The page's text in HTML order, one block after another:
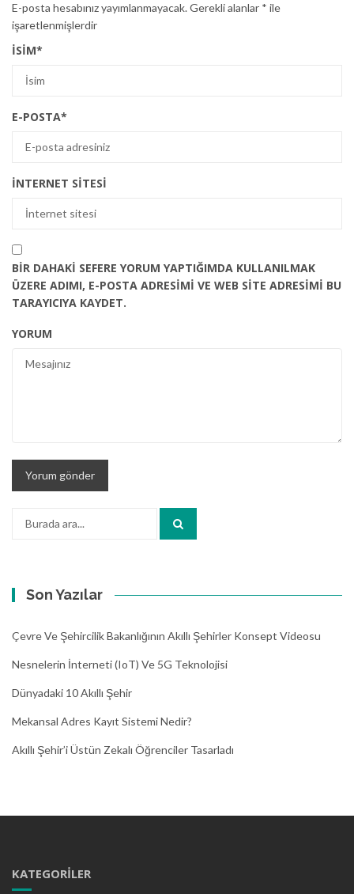
E-posta hesabınız yayımlanmayacak.Gerekli alanlar * ile
işaretlenmişlerdir
İSIM*
E-POSTA*
İNTERNET SITESI
BIR DAHAKI SEFERE YORUM YAPTIĞIMDA KULLANILMAK
ÜZERE ADIMI, E-POSTA ADRESIMI VE WEB SITE ADRESIMI BU
TARAYICIYA KAYDET.
YORUM
Son Yazılar
Çevre Ve Şehircilik Bakanlığının Akıllı Şehirler Konsept Videosu
Nesnelerin İnterneti (IoT) Ve 5G Teknolojisi
Dünyadaki 10 Akıllı Şehir
Mekansal Adres Kayıt Sistemi Nedir?
Akıllı Şehir’i Üstün Zekalı Öğrenciler Tasarladı
KATEGORILER